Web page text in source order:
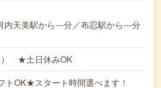
内天美駅から---分／布忍駅から---分
） ★土日休みOK
OK★スタート時間選べます！